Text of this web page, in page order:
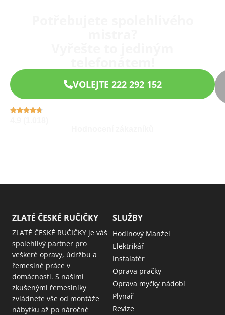
VOLEJTE 222 292 152
ZLATÉ ČESKÉ RUČIČKY
ZLATÉ ČESKÉ RUČIČKY je váš
spolehlivý partner pro
veškeré opravy, údržbu a
řemeslné práce v
domácnosti. S našimi
zkušenými řemeslníky
zvládnete vše od montáže
nábytku až po náročné
SLUŽBY
Hodinový Manžel
Elektrikář
Instalatér
Oprava pračky
Oprava myčky nádobí
Plynař
Revize